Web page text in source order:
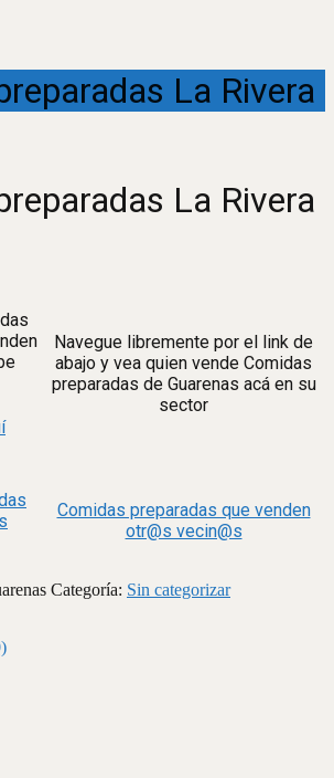
La Rivera
La Rivera
Navegue libremente por el link de
abajo y vea quien vende Comidas
preparadas de Guarenas acá en su
sector
Comidas preparadas que venden
otr@s vecin@s
Categoría: Sin categorizar